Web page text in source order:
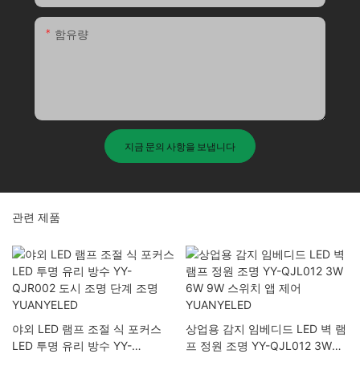
함유량
지금 문의 사항을 보냅니다
관련 제품
야외 LED 램프 조절 식 포커스
LED 투명 유리 방수 YY-
상업용 감지 임베디드 LED 벽 램
프 정원 조명 YY-QJL012 3W